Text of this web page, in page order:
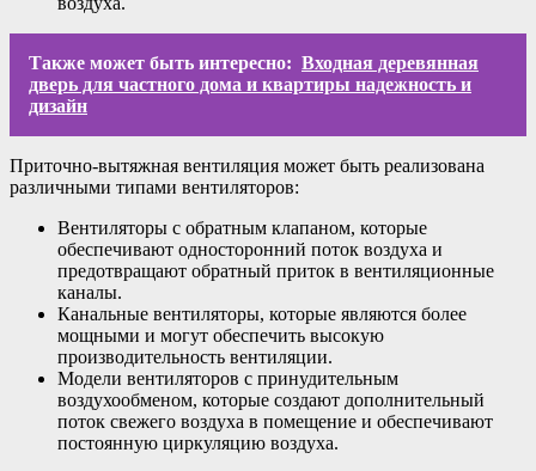
Также может быть интересно: Входная деревянная
дверь для частного дома и квартиры надежность и
дизайн
Приточно-вытяжная вентиляция может быть реализована
различными типами вентиляторов:
Вентиляторы с обратным клапаном, которые
обеспечивают односторонний поток воздуха и
предотвращают обратный приток в вентиляционные
каналы.
Канальные вентиляторы, которые являются более
мощными и могут обеспечить высокую
производительность вентиляции.
Модели вентиляторов с принудительным
воздухообменом, которые создают дополнительный
поток свежего воздуха в помещение и обеспечивают
постоянную циркуляцию воздуха.